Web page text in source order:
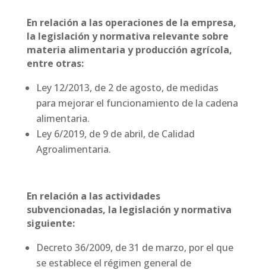
En relación a las operaciones de la empresa,
la legislación y normativa relevante sobre
materia alimentaria y producción agrícola,
entre otras:
Ley 12/2013, de 2 de agosto, de medidas
para mejorar el funcionamiento de la cadena
alimentaria.
Ley 6/2019, de 9 de abril, de Calidad
Agroalimentaria.
En relación a las actividades
subvencionadas, la legislación y normativa
siguiente:
Decreto 36/2009, de 31 de marzo, por el que
se establece el régimen general de